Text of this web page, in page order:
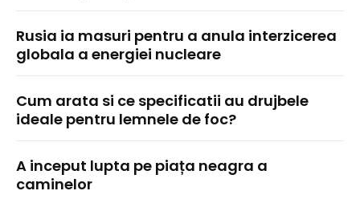
Rusia ia masuri pentru a anula interzicerea
globala a energiei nucleare
Cum arata si ce specificatii au drujbele
ideale pentru lemnele de foc?
A inceput lupta pe piața neagra a
caminelor